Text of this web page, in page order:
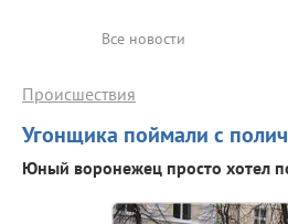
Все новости
Угонщика поймали с
Происшествия
Юный воронежец просто хотел